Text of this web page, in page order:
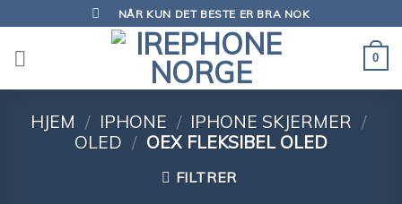
to
content
NÅR KUN DET BESTE ER BRA NOK
0
HJEM / IPHONE / IPHONE SKJERMER /
OLED / OEX FLEKSIBEL OLED
FILTRER